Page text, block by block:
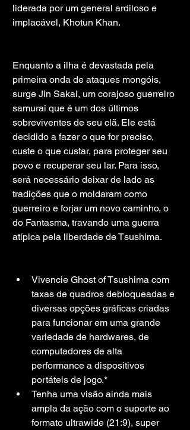
liderada por um general ardiloso e
implacável, Khotun Khan.
Enquanto a ilha é devastada pela
primeira onda de ataques mongóis,
surge Jin Sakai, um corajoso guerreiro
samurai que é um dos últimos
sobreviventes de seu clã. Ele está
decidido a fazer o que for preciso,
custe o que custar, para proteger seu
povo e recuperar seu lar. Para isso,
será necessário deixar de lado as
tradições que o moldaram como
guerreiro e forjar um novo caminho, o
do Fantasma, travando uma guerra
atípica pela liberdade de Tsushima.
Vivencie Ghost of Tsushima com
taxas de quadros debloqueadas e
diversas opções gráficas criadas
para funcionar em uma grande
variedade de hardwares, de
computadores de alta
performance a dispositivos
portáteis de jogo.*
Tenha uma visão ainda mais
ampla da ação com o suporte ao
formato ultrawide (21:9), super